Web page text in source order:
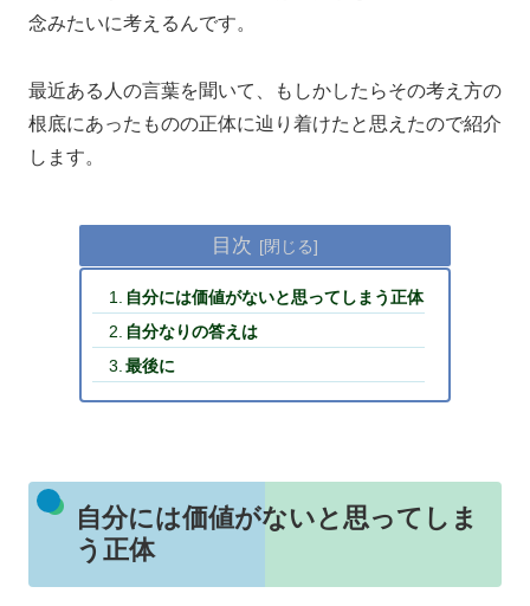
念みたいに考えるんです。
最近ある人の言葉を聞いて、もしかしたらその考え方の
根底にあったものの正体に辿り着けたと思えたので紹介
します。
目次
自分には価値がないと思ってしまう正体
自分なりの答えは
最後に
自分には価値がないと思ってしま
う正体